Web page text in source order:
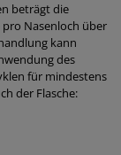
beträgt die
Nasenloch über
kann
des
für mindestens
der Flasche: